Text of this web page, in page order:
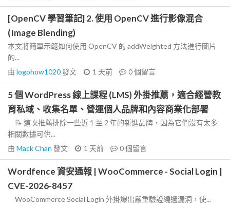
[OpenCV 學習筆記] 2. 使用 OpenCV 進行影像混合
(Image Blending)
本文將簡單示範如何使用 OpenCV 的 addWeighted 方法進行圖片
的...
由 logohow1020發文 1 天前 0個留言
5 個 WordPress 線上課程 (LMS) 外掛推薦，適合經營教
育私域、收集名單、營運個人品牌和內容商業化部署
📝 這次推薦排除一些近 1 至 2 年的新進品牌，因為它們沒有太多
相關數據可供...
由 Mack Chan 發文 1 天前 0個留言
Wordfence 資安通報 | WooCommerce - Social Login |
CVE-2026-8457
WooCommerce Social Login 外掛爆出嚴重驗證繞過漏洞，使...